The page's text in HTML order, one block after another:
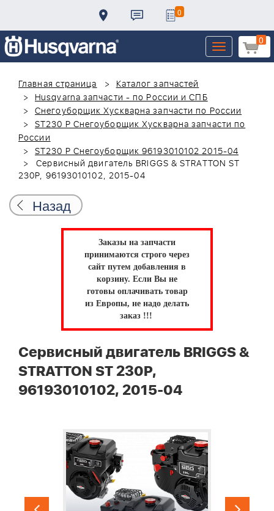
0
0
Toggle
navigation
Главная страница
Каталог запчастей
Husqvarna запчасти - по России и СПБ
Снегоуборщик Хускварна запчасти по России
ST230 P Снегоуборщик Хускварна запчасти по
России
ST230 P Снегоуборщик 96193010102 2015-04
Сервисный двигатель BRIGGS & STRATTON ST
230P, 96193010102, 2015-04
Назад
Заказы на запчасти
принимаются строго через
сайт путем добавления в
корзину. Если Вы не
готовы оплачивать товар
из Европы, не надо делать
заказ !!!
Сервисный двигатель BRIGGS &
STRATTON ST 230P,
96193010102, 2015-04